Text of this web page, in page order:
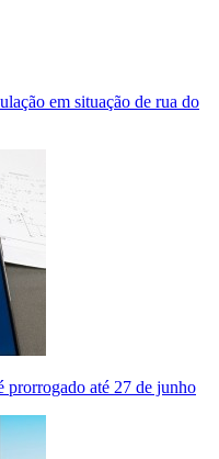
em situação de rua do
prorrogado até 27 de junho